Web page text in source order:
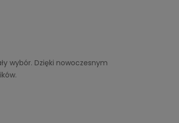
wybór. Dzięki nowoczesnym